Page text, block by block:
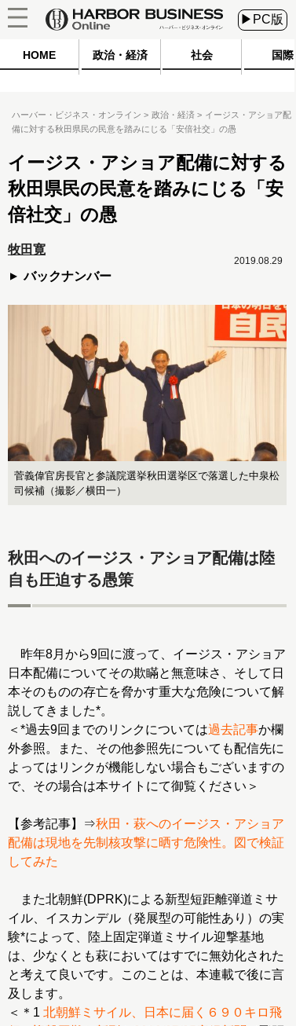
▶PC版
HOME 政治・経済 社会 国際
ハーバー・ビジネス・オンライン 政治・経済
イージス・アショア配
備に対する秋田県民の民意を踏みにじる「安倍社交」の愚
イージス・アショア配備に対する
秋田県民の民意を踏みにじる「安
倍社交」の愚
牧田寛
バックナンバー
2019.08.29
菅義偉官房長官と参議院選挙秋田選挙区で落選した中泉松
司候補（撮影／横田一）
秋田へのイージス・アショア配備は陸
自も圧迫する愚策
昨年8月から9回に渡って、イージス・アショア
日本配備についてその欺瞞と無意味さ、そして日
本そのものの存亡を脅かす重大な危険について解
説してきました*。
＜*過去9回までのリンクについては過去記事か欄
外参照。また、その他参照先についても配信先に
よってはリンクが機能しない場合もございますの
で、その場合は本サイトにて御覧ください＞
【参考記事】⇒秋田・萩へのイージス・アショア
配備は現地を先制核攻撃に晒す危険性。図で検証
してみた
また北朝鮮(DPRK)による新型短距離弾道ミサ
イル、イスカンデル（発展型の可能性あり）の実
験*によって、陸上固定弾道ミサイル迎撃基地
は、少なくとも萩においてはすでに無効化された
と考えて良いです。このことは、本連載で後に言
及します。
＜＊1 北朝鮮ミサイル、日本に届く６９０キロ飛